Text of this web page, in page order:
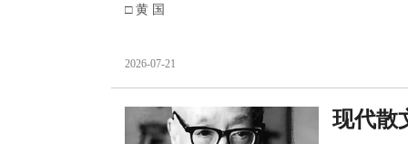
□ 黄 国
2026-07-21
现代散